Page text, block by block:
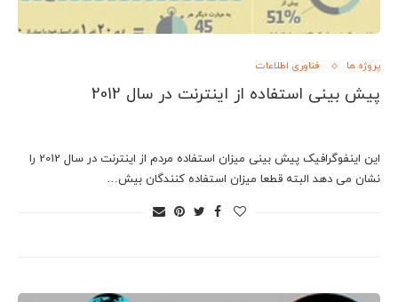
پروژه ها فناوری اطلاعات
پیش بینی استفاده از اینترنت در سال 2012
این اینفوگرافیک پیش بینی میزان استفاده مردم از اینترنت در سال 2012 را
نشان می دهد البته قطعا میزان استفاده کنندگان بیش…